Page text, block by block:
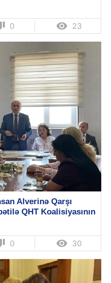
0  23
Alverinə Qarşı
QHT Koalisiyasının
0  30